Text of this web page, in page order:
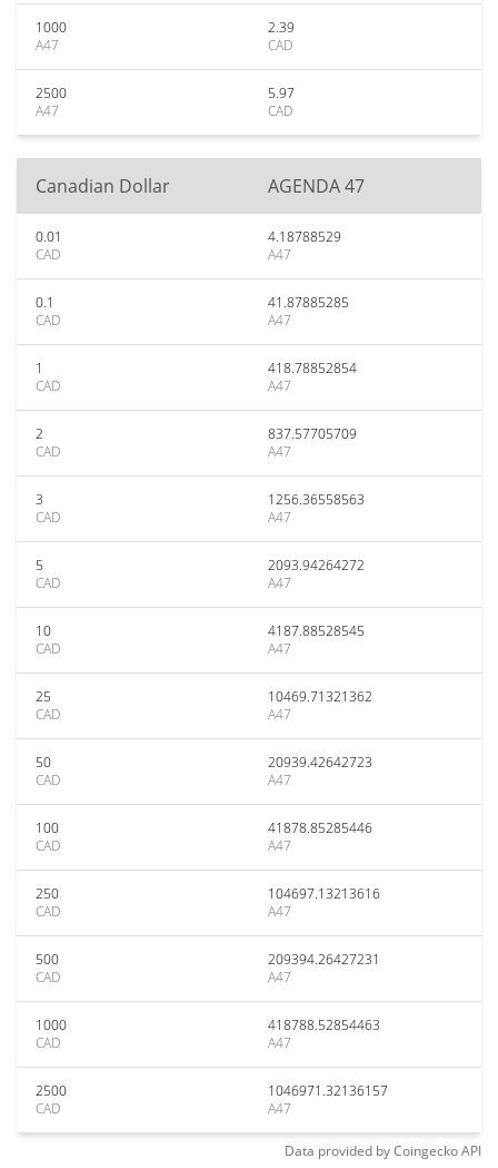
1000
A47
2.39
CAD
2500
A47
5.97
CAD
Canadian Dollar AGENDA 47
0.01
CAD
4.18788529
A47
0.1
CAD
41.87885285
A47
1
CAD
418.78852854
A47
2
CAD
837.57705709
A47
3
CAD
1256.36558563
A47
5
CAD
2093.94264272
A47
10
CAD
4187.88528545
A47
25
CAD
10469.71321362
A47
50
CAD
20939.42642723
A47
100
CAD
41878.85285446
A47
250
CAD
104697.13213616
A47
500
CAD
209394.26427231
A47
1000
CAD
418788.52854463
A47
2500
CAD
1046971.32136157
A47
Data provided byCoingeckoAPI